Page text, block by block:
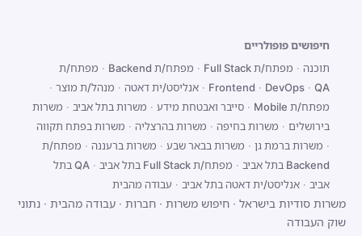
חיפושים פופולריים
תוכנה · מפתח/ת Full Stack · מפתח/ת Backend · מפתח/ת
Frontend · DevOps · QA
· אנליסט/ית דאטה · מנהל/ת מוצר ·
מפתח/ת Mobile
· סייבר ואבטחת מידע · משרות בתל אביב · משרות
בירושלים · משרות בחיפה · משרות בהרצליה · משרות בפתח תקווה
· משרות ברמת גן · משרות בבאר שבע · משרות ברעננה · מפתח/ת
Backend בתל אביב
· מפתח/ת Full Stack בתל אביב ·
QA בתל
אביב · אנליסט/ית דאטה בתל אביב · עבודה מהבית
משרות סודיות בישראל · חיפוש משרות · חברות · עבודה מהבית · נתוני
שוק העבודה